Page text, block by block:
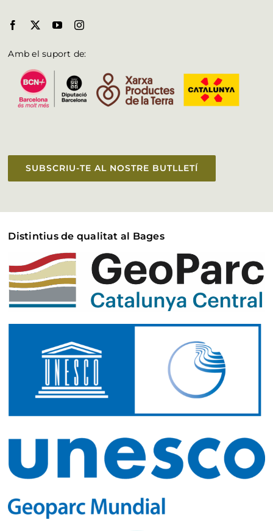
Amb el suport de:
SUBSCRIU-TE AL NOSTRE BUTLLETÍ
Distintius de qualitat al Bages